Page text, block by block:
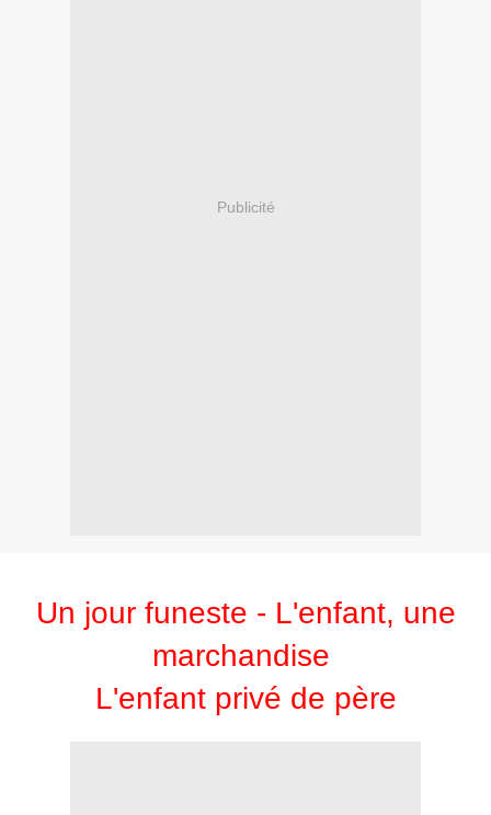
Publicité
Un jour funeste - L'enfant, une
marchandise
L'enfant privé de père